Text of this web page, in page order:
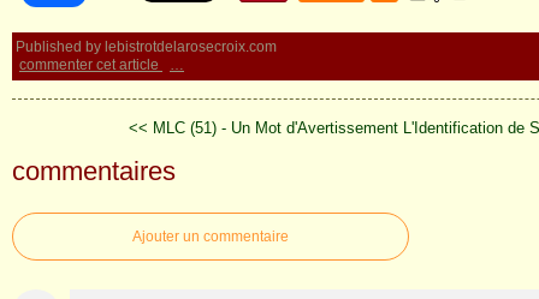
Published by lebistrotdelarosecroix.com
commenter cet article
…
<< MLC (51) - Un Mot d'Avertissement L'Identification de
commentaires
Ajouter un commentaire